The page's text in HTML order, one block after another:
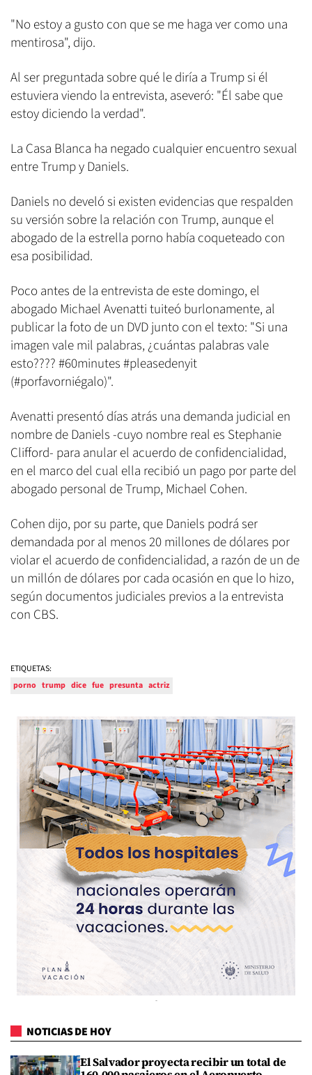
"No estoy a gusto con que se me haga ver como una
mentirosa", dijo.
Al ser preguntada sobre qué le diría a Trump si él
estuviera viendo la entrevista, aseveró: "Él sabe que
estoy diciendo la verdad".
La Casa Blanca ha negado cualquier encuentro sexual
entre Trump y Daniels.
Daniels no develó si existen evidencias que respalden
su versión sobre la relación con Trump, aunque el
abogado de la estrella porno había coqueteado con
esa posibilidad.
Poco antes de la entrevista de este domingo, el
abogado Michael Avenatti tuiteó burlonamente, al
publicar la foto de un DVD junto con el texto: "Si una
imagen vale mil palabras, ¿cuántas palabras vale
esto???? #60minutes #pleasedenyit
(#porfavorniégalo)".
Avenatti presentó días atrás una demanda judicial en
nombre de Daniels -cuyo nombre real es Stephanie
Clifford- para anular el acuerdo de confidencialidad,
en el marco del cual ella recibió un pago por parte del
abogado personal de Trump, Michael Cohen.
Cohen dijo, por su parte, que Daniels podrá ser
demandada por al menos 20 millones de dólares por
violar el acuerdo de confidencialidad, a razón de un de
un millón de dólares por cada ocasión en que lo hizo,
según documentos judiciales previos a la entrevista
con CBS.
ETIQUETAS:
porno trump dice fue presunta actriz
NOTICIAS DE HOY
El Salvador proyecta recibir un total de